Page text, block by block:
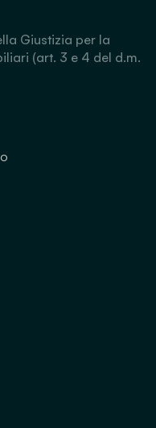
Giustizia per la
(art. 3 e 4 del d.m.